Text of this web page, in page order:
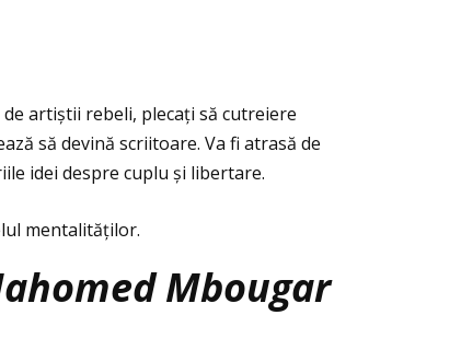
artiștii rebeli, plecaţi să cutreiere
să devină scriitoare. Va fi atrasă de
idei despre cuplu și libertare.
mentalităţilor.
Mbougar